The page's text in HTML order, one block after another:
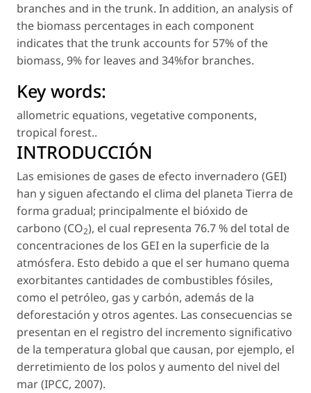
branches and in the trunk. In addition, an analysis of
the biomass percentages in each component
indicates that the trunk accounts for 57% of the
biomass, 9% for leaves and 34%for branches.
Key words:
allometric equations, vegetative components,
tropical forest..
INTRODUCCIÓN
Las emisiones de gases de efecto invernadero (GEI)
han y siguen afectando el clima del planeta Tierra de
forma gradual; principalmente el bióxido de
carbono (CO2), el cual representa 76.7 % del total de
concentraciones de los GEI en la superficie de la
atmósfera. Esto debido a que el ser humano quema
exorbitantes cantidades de combustibles fósiles,
como el petróleo, gas y carbón, además de la
deforestación y otros agentes. Las consecuencias se
presentan en el registro del incremento significativo
de la temperatura global que causan, por ejemplo, el
derretimiento de los polos y aumento del nivel del
mar (IPCC, 2007).